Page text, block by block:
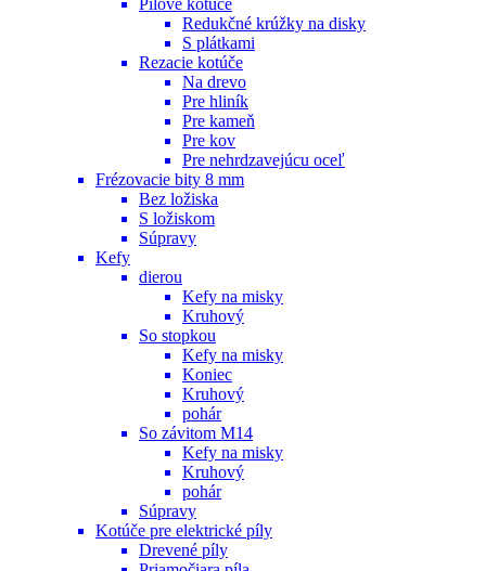
Redukčné krúžky na disky
S plátkami
Rezacie kotúče
Na drevo
Pre hliník
Pre kameň
Pre kov
Pre nehrdzavejúcu oceľ
Frézovacie bity 8 mm
Bez ložiska
S ložiskom
Súpravy
Kefy
dierou
Kefy na misky
Kruhový
So stopkou
Kefy na misky
Koniec
Kruhový
pohár
So závitom M14
Kefy na misky
Kruhový
pohár
Súpravy
Kotúče pre elektrické píly
Drevené píly